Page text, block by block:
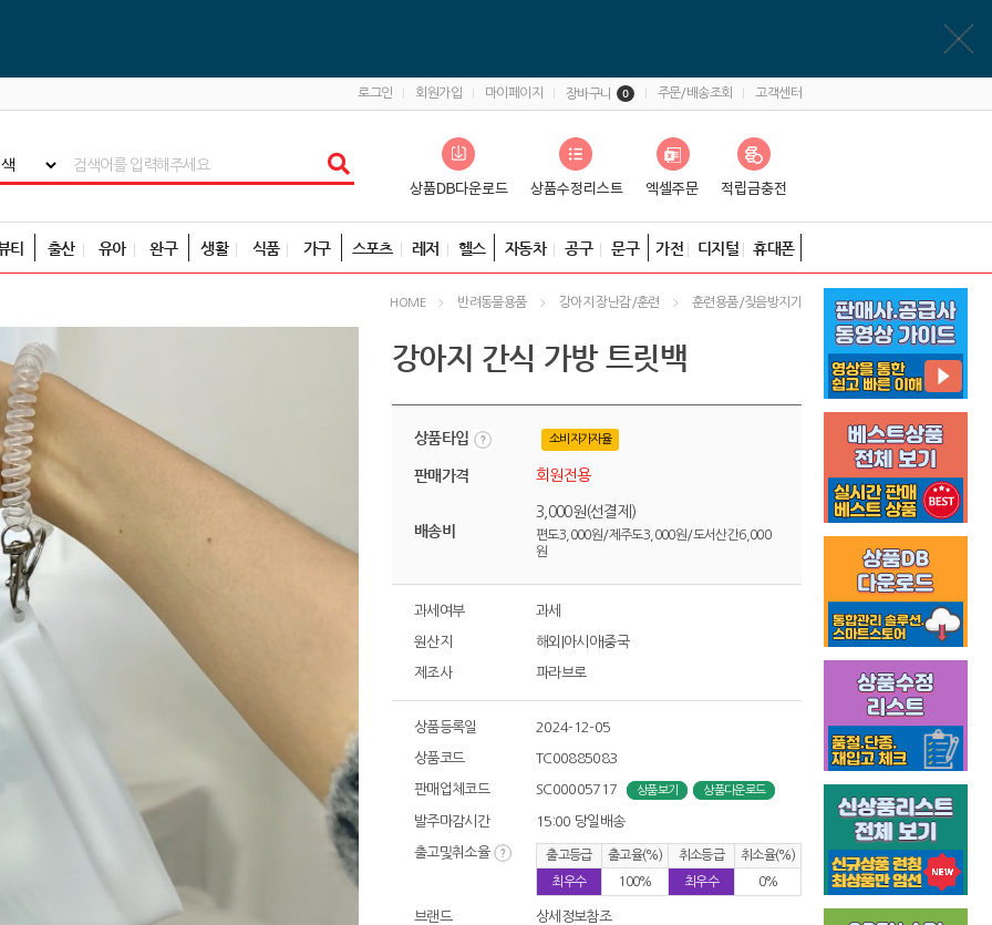
로그인 회원가입 마이페이지 장바구니 0 주문/배송조회 고객센터
티 출산 유아 완구 생활 식품 가구 스포츠 레저 헬스 자동차 공구 문구 가전 디지털 휴대폰
HOME 반려동물용품 강아지 장난감/훈련 훈련용품/짖음방지기
강아지 간식 가방 트릿백
상품타입 소비자가자율
판매가격 회원전용
배송비
3,000원(선결제)
편도3,000원/제주도3,000원/도서산간6,000
원
과세여부 과세
원산지 해외|아시아|중국
제조사 파라브로
상품등록일 2024-12-05
상품코드 TC00885083
판매업체코드 SC00005717 상품보기 상품다운로드
발주마감시간 15:00 당일배송
출고및취소율 출고등급 출고율(%) 취소등급
취소율(%)
최우수
100% 최우수 0%
브랜드 상세정보참조